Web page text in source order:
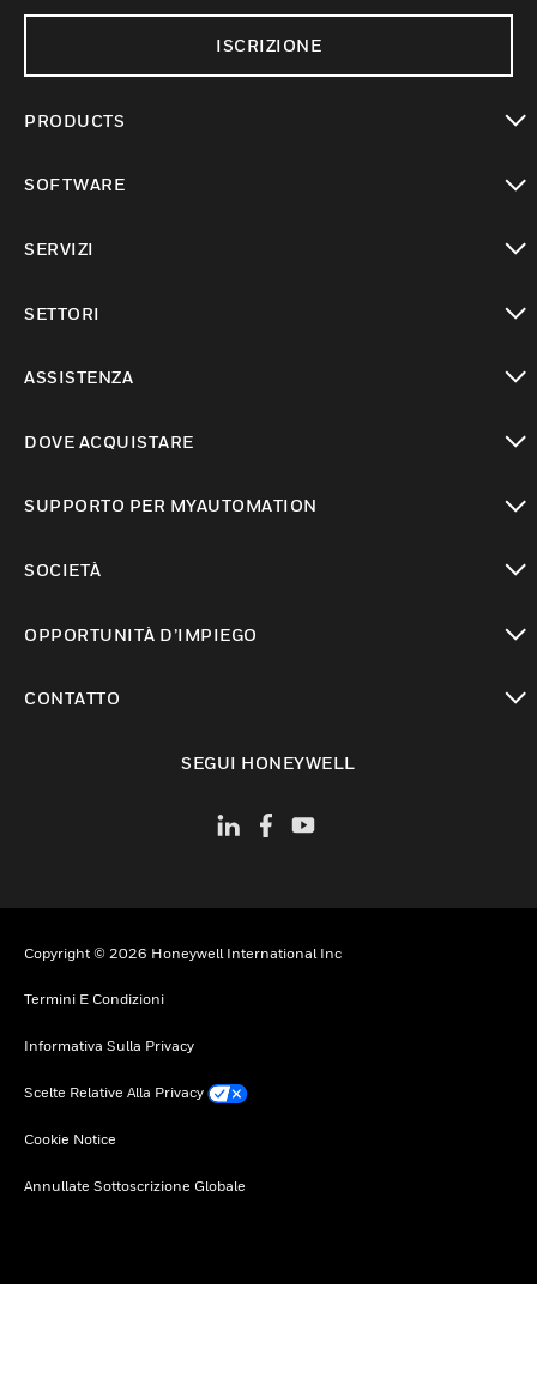
ISCRIZIONE
PRODUCTS
SOFTWARE
SERVIZI
SETTORI
ASSISTENZA
DOVE ACQUISTARE
SUPPORTO PER MYAUTOMATION
SOCIETÀ
OPPORTUNITÀ D’IMPIEGO
CONTATTO
SEGUI HONEYWELL
Copyright © 2026 Honeywell International Inc
Termini E Condizioni
Informativa Sulla Privacy
Scelte Relative Alla Privacy
Cookie Notice
Annullate Sottoscrizione Globale